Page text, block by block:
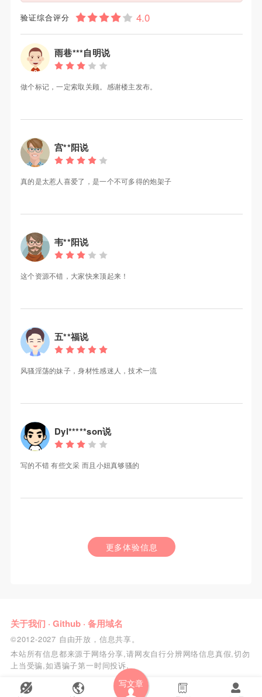
写文章
验证综合评分
雨巷***自明说
做个标记，一定索取关顾。感谢楼主发布。
宫**阳说
真的是太惹人喜爱了，是一个不可多得的炮架子
韦**阳说
这个资源不错，大家快来顶起来！
五**福说
风骚淫荡的妹子，身材性感迷人，技术一流
Dyl*****son说
写的不错 有些文采 而且小妞真够骚的
更多体验信息
关于我们 · Github· 备用域名
©2012-2027 自由开放，信息共享。
本站所有信息都来源于网络分享,请网友自行分辨网络信息真假,切勿
上当受骗,如遇骗子第一时间投诉.